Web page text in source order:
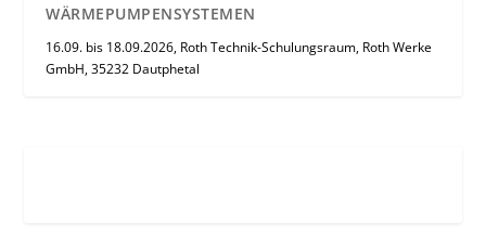
WÄRMEPUMPENSYSTEMEN
16.09. bis 18.09.2026, Roth Technik-Schulungsraum, Roth Werke
GmbH, 35232 Dautphetal